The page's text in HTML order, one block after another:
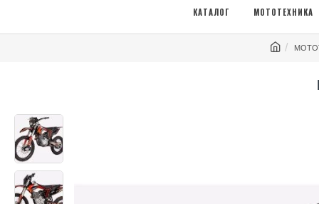
КАТАЛОГ МОТОТЕХНИКА